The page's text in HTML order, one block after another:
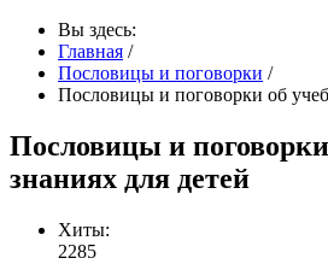
Вы здесь:
Главная /
Пословицы и поговорки /
Пословицы и поговорки об
Пословицы и
знаниях для детей
Хиты:
2285